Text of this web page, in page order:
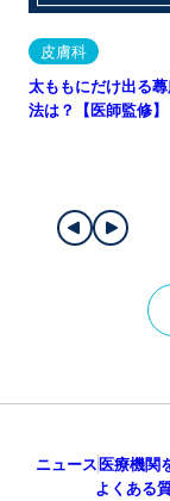
皮膚科
太ももにだけ出る
法は？【医師監修】
ニュース医療機関
よくある